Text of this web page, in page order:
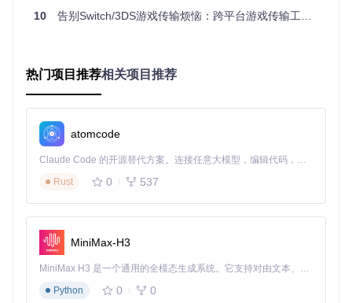
依次处理，大幅提升多文件安装效率。
点击"Pick files"按钮打开文件选择器，可一次性选择多个文
件。选中后文件会显示在下方列表中，包含名称和描述信息，
确认无误后即可开始传输。
智能格式验证
程序会自动校验文件格式有效性，对于不支持的文件类型会给
出明确提示，避免无效操作。支持文件格式包括：
3DS平台：.cia格式应用/游戏文件
进阶使用技巧：让传输更稳定高效
多网络环境切换
当电脑连接多个网络（如有线+无线）时，可通过"Computer I
10 告别Switch/3DS游戏传输烦恼：跨平台游戏传输工具Boop全解析
热门项目推荐相关项目推荐
atomcode
Claude Code 的开源替代方案。连接任意大模型，编辑代码，运行命令，自动验证 — 全自动执行。用 Rust 构建，极致性能。 ｜ An open-source alternative to Claude Code. Connect any LLM, edit code, run commands, and verify changes — autonomously. Built in Rust for speed. Get Started
Rust
0 537
MiniMax-H3
MiniMax H3 是一个通用的全模态生成系统。它支持对由文本、图像、视频和音频组成的多模态上下文进行统一理解，并能生成分辨率高达 2K、时长可达 15 秒的带原生立体声音频的视频。得益于面向任务泛化的系统设计，H3 在预训练阶段就已具备广泛的多模态上下文理解与生成能力，能够出色地执行复杂的多模态指令。
Python
0 0